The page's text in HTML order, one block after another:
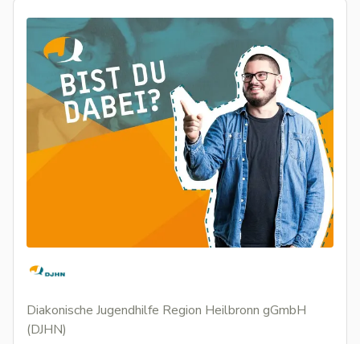
Diakonische Jugendhilfe Region Heilbronn gGmbH
(DJHN)